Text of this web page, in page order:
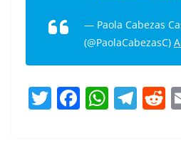
— Paola Cabezas
(@PaolaCabezasC)
T F W T R